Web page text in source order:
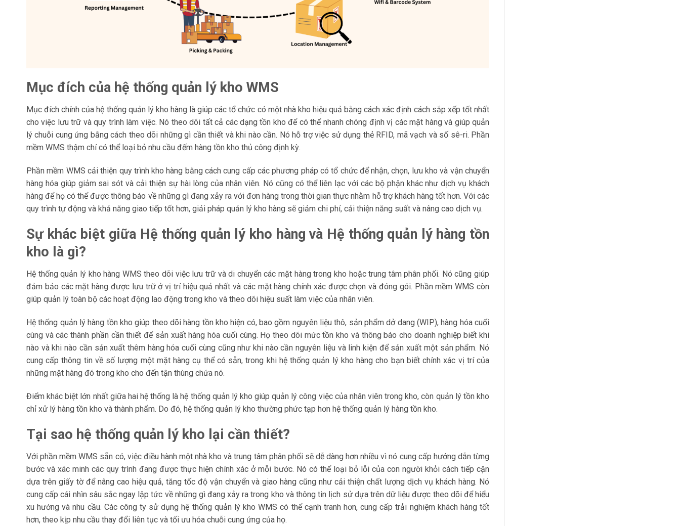
Mục đích của hệ thống quản lý kho WMS
Mục đích chính của hệ thống quản lý kho hàng là giúp các tổ chức có một nhà kho hiệu quả bằng cách xác định cách sắp xếp tốt nhất
cho việc lưu trữ và quy trình làm việc. Nó theo dõi tất cả các dạng tồn kho để có thể nhanh chóng định vị các mặt hàng và giúp quản
lý chuỗi cung ứng bằng cách theo dõi những gì cần thiết và khi nào cần. Nó hỗ trợ việc sử dụng thẻ RFID, mã vạch và số sê-ri. Phần
mềm WMS thậm chí có thể loại bỏ nhu cầu đếm hàng tồn kho thủ công định kỳ.
Phần mềm WMS cải thiện quy trình kho hàng bằng cách cung cấp các phương pháp có tổ chức để nhận, chọn, lưu kho và vận chuyển
hàng hóa giúp giảm sai sót và cải thiện sự hài lòng của nhân viên. Nó cũng có thể liên lạc với các bộ phận khác như dịch vụ khách
hàng để họ có thể được thông báo về những gì đang xảy ra với đơn hàng trong thời gian thực nhằm hỗ trợ khách hàng tốt hơn. Với các
quy trình tự động và khả năng giao tiếp tốt hơn, giải pháp quản lý kho hàng sẽ giảm chi phí, cải thiện năng suất và nâng cao dịch vụ.
Sự khác biệt giữa Hệ thống quản lý kho hàng và Hệ thống quản lý hàng tồn
kho là gì?
Hệ thống quản lý kho hàng WMS theo dõi việc lưu trữ và di chuyển các mặt hàng trong kho hoặc trung tâm phân phối. Nó cũng giúp
đảm bảo các mặt hàng được lưu trữ ở vị trí hiệu quả nhất và các mặt hàng chính xác được chọn và đóng gói. Phần mềm WMS còn
giúp quản lý toàn bộ các hoạt động lao động trong kho và theo dõi hiệu suất làm việc của nhân viên.
Hệ thống quản lý hàng tồn kho giúp theo dõi hàng tồn kho hiện có, bao gồm nguyên liệu thô, sản phẩm dở dang (WIP), hàng hóa cuối
cùng và các thành phần cần thiết để sản xuất hàng hóa cuối cùng. Họ theo dõi mức tồn kho và thông báo cho doanh nghiệp biết khi
nào và khi nào cần sản xuất thêm hàng hóa cuối cùng cũng như khi nào cần nguyên liệu và linh kiện để sản xuất một sản phẩm. Nó
cung cấp thông tin về số lượng một mặt hàng cụ thể có sẵn, trong khi hệ thống quản lý kho hàng cho bạn biết chính xác vị trí của
những mặt hàng đó trong kho cho đến tận thùng chứa nó.
Điểm khác biệt lớn nhất giữa hai hệ thống là hệ thống quản lý kho giúp quản lý công việc của nhân viên trong kho, còn quản lý tồn kho
chỉ xử lý hàng tồn kho và thành phẩm. Do đó, hệ thống quản lý kho thường phức tạp hơn hệ thống quản lý hàng tồn kho.
Tại sao hệ thống quản lý kho lại cần thiết?
Với phần mềm WMS sẵn có, việc điều hành một nhà kho và trung tâm phân phối sẽ dễ dàng hơn nhiều vì nó cung cấp hướng dẫn từng
bước và xác minh các quy trình đang được thực hiện chính xác ở mỗi bước. Nó có thể loại bỏ lỗi của con người khỏi cách tiếp cận
dựa trên giấy tờ để nâng cao hiệu quả, tăng tốc độ vận chuyển và giao hàng cũng như cải thiện chất lượng dịch vụ khách hàng. Nó
cung cấp cái nhìn sâu sắc ngay lập tức về những gì đang xảy ra trong kho và thông tin lịch sử dựa trên dữ liệu được theo dõi để hiểu
xu hướng và nhu cầu. Các công ty sử dụng hệ thống quản lý kho WMS có thể cạnh tranh hơn, cung cấp trải nghiệm khách hàng tốt
hơn, theo kịp nhu cầu thay đổi liên tục và tối ưu hóa chuỗi cung ứng của họ.